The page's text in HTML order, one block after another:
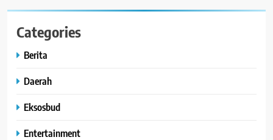
Categories
Berita
Daerah
Eksosbud
Entertainment